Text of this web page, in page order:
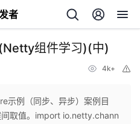
者
组件学习)(中)
4k+
示例（同步、异步）案例目
取值。import io.netty.chann